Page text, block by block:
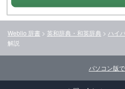
Weblio 辞書 > 英和辞典・和英辞典 > ハイ
解説
パソコン版